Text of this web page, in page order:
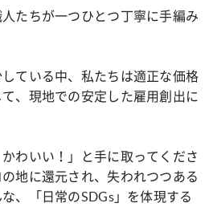
たちが一つひとつ丁寧に手編み
ている中、私たちは適正な価格
、現地での安定した雇用創出に
わいい！」と手に取ってくださ
地に還元され、失われつつある
、「日常のSDGs」を体現する